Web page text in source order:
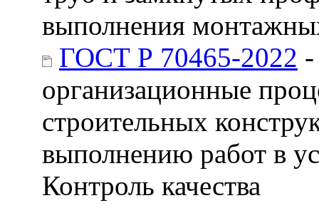
выполнения
ГОСТ Р 70465-2022
организационные
строительных
выполнению работ в
Контроль качества